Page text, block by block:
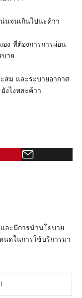
นจนเกินไปนะค้าา
ง ที่ต้องการการผ่อน
าย
สม และระบายอากาศ
งไงหล่ะค้าา
ละมีการนำนโยบาย
นดในการใช้บริการมา